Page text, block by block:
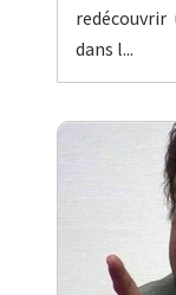
dans l...